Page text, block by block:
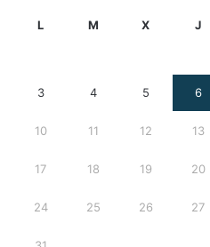
L M X J
3 4 5 6
10 11 12 13
17 18 19 20
24 25 26 27